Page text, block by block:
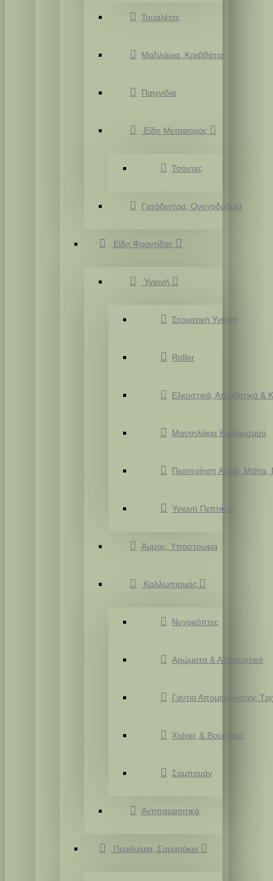
Τουαλέτες
Μαξιλάρια, Κρεββάτια
Παιχνίδια
Είδη Μεταφοράς
Τσάντες
Γατόδεντρα, Ονυχοδρόμια
Είδη Φροντίδας
Υγιεινή
Στοματική Υγιεινή
Roller
Ελκυστικά, Απωθητικά &
Μαντηλάκια Καθαρισμού
Περιποίηση Αυτιά,
Υγιεινή Πεπτικού
Άμμος, Υπόστρωμα
Καλλωπισμός
Νυχοκόπτες
Αρώματα & Αποσμητικά
Γάντια Απομάκρυνσης
Χτένες & Βούρτσες
Σαμπουάν
Αντιπαρασιτικά
Περιλαίμια, Σαμαράκια